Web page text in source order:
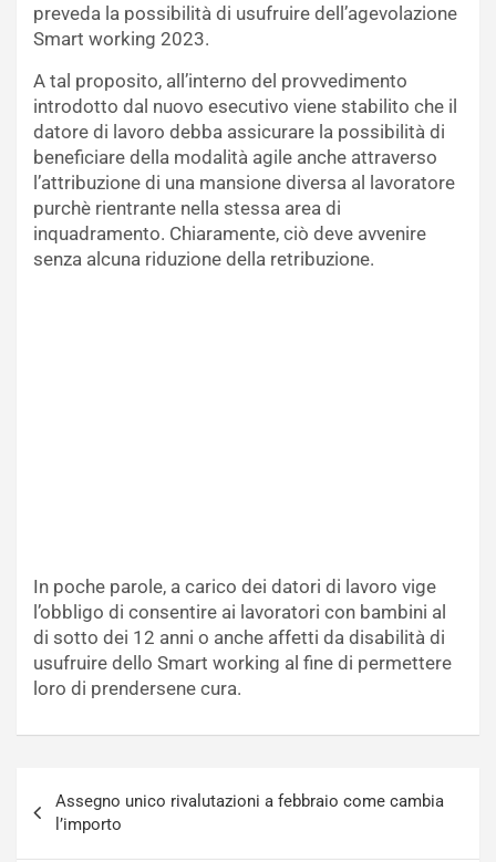
preveda la possibilità di usufruire dell’agevolazione
Smart working 2023.
A tal proposito, all’interno del provvedimento
introdotto dal nuovo esecutivo viene stabilito che il
datore di lavoro debba assicurare la possibilità di
beneficiare della modalità agile anche attraverso
l’attribuzione di una mansione diversa al lavoratore
purchè rientrante nella stessa area di
inquadramento. Chiaramente, ciò deve avvenire
senza alcuna riduzione della retribuzione.
In poche parole, a carico dei datori di lavoro vige
l’obbligo di consentire ai lavoratori con bambini al
di sotto dei 12 anni o anche affetti da disabilità di
usufruire dello Smart working al fine di permettere
loro di prendersene cura.
articoli
Assegno unico rivalutazioni a febbraio come cambia
l’importo